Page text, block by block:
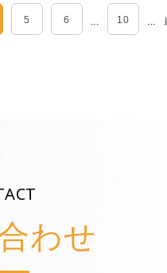
5 6 10
わせ